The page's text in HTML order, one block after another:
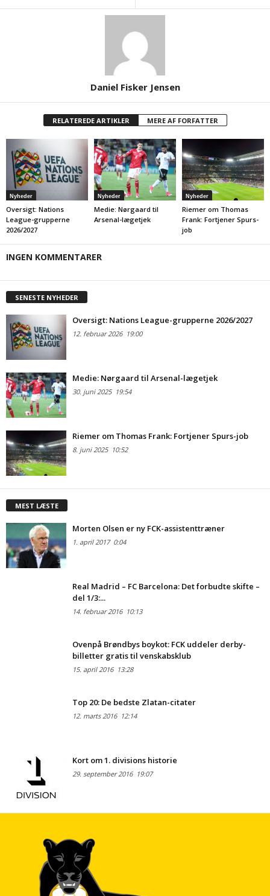
Daniel Fisker Jensen
RELATEREDE ARTIKLER MERE AF FORFATTER
Nyheder
Oversigt: Nations
League-grupperne
2026/2027
Nyheder
Medie: Nørgaard til
Arsenal-lægetjek
Nyheder
Riemer om Thomas
Frank: Fortjener Spurs-
job
INGEN KOMMENTARER
SENESTE NYHEDER
Oversigt: Nations League-grupperne 2026/2027
12. februar 202619:00
Medie: Nørgaard til Arsenal-lægetjek
30. juni 202519:54
Riemer om Thomas Frank: Fortjener Spurs-job
8. juni 202510:52
MEST LÆSTE
Morten Olsen er ny FCK-assistenttræner
1. april 20170:04
Real Madrid – FC Barcelona: Det forbudte skifte –
del 1/3:...
14. februar 201610:13
Ovenpå Brøndbys boykot: FCK uddeler derby-
billetter gratis til venskabsklub
15. april 201613:28
Top 20: De bedste Zlatan-citater
12. marts 201612:14
Kort om 1. divisions historie
29. september 201619:07